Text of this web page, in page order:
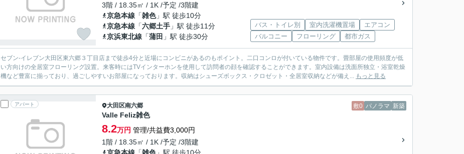
3階 / 18.35㎡ / 1K /予定 /3階建
京急本線 「雑色」駅 徒歩10分
京急本線 「六郷土手 」駅 徒歩11分
京浜東北線 「蒲田 」駅 徒歩30分
バス・トイレ別 室内洗濯機置場
エアコン
バルコニー
フローリング 都市ガス
セブン-イレブン大田区東六郷３丁目店まで徒歩4分と近場にコンビニがあるのもポイント。二口コンロが付いている物件です。畳部屋の使用頻度が低
い方向けの全居室フローリング設置。来客時にはTVインターホンを使用して訪問者の顔を確認することができます。室内設備は洗面所独立・浴室乾燥
機など豊富に揃っており、過ごしやすいお部屋になっております。収納はシューズボックス・クロゼット・全居室収納などが備え... もっと見る
アパート 敷0 パノラマ 新築
大田区南六郷
Valle Feliz雑色
8.2万円 管理/共益費3,000円
1階 / 18.35㎡ / 1K /予定 /3階建